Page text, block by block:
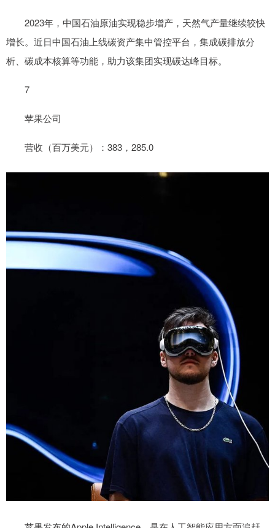
2023年，中国石油原油实现稳步增产，天然气产量继续较快
增长。近日中国石油上线碳资产集中管控平台，集成碳排放分
析、碳成本核算等功能，助力该集团实现碳达峰目标。
7
苹果公司
营收（百万美元）：383，285.0